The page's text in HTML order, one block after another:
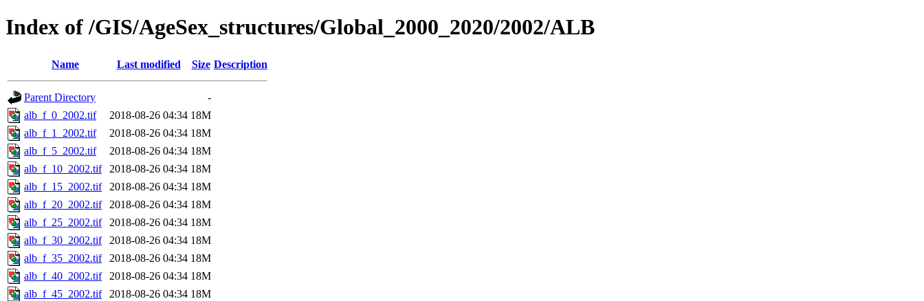
Index of /GIS/AgeSex_structures/Global_2000_2020/2002/ALB
Name Last modified Size Description
Parent Directory
-
alb_f_0_2002.tif
2018-08-26 04:34 18M
alb_f_1_2002.tif
2018-08-26 04:34 18M
alb_f_5_2002.tif
2018-08-26 04:34 18M
alb_f_10_2002.tif
2018-08-26 04:34 18M
alb_f_15_2002.tif
2018-08-26 04:34 18M
alb_f_20_2002.tif
2018-08-26 04:34 18M
alb_f_25_2002.tif
2018-08-26 04:34 18M
alb_f_30_2002.tif
2018-08-26 04:34 18M
alb_f_35_2002.tif
2018-08-26 04:34 18M
alb_f_40_2002.tif
2018-08-26 04:34 18M
alb_f_45_2002.tif
2018-08-26 04:34 18M